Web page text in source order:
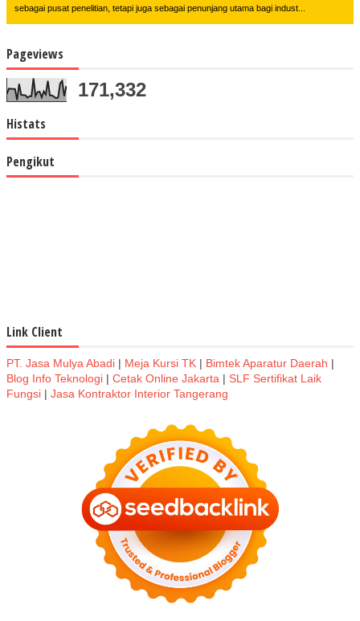
sebagai pusat penelitian, tetapi juga sebagai penunjang utama bagi indust...
Pageviews
171,332
Histats
Pengikut
Link Client
PT. Jasa Mulya Abadi | Meja Kursi TK | Bimtek Aparatur Daerah |
Blog Info Teknologi | Cetak Online Jakarta | SLF Sertifikat Laik
Fungsi | Jasa Kontraktor Interior Tangerang